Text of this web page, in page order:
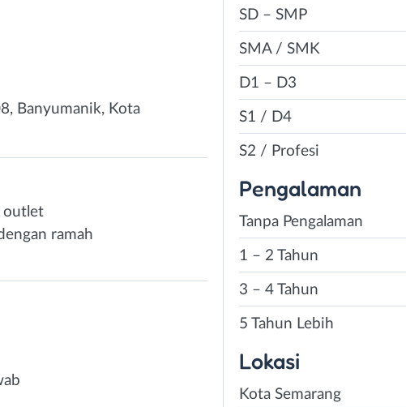
Banyumanik, Kota
outlet
ramah
SD – SMP
SMA / SMK
D1 – D3
S1 / D4
S2 / Profesi
Pengalaman
Tanpa Pengalaman
1 – 2 Tahun
3 – 4 Tahun
5 Tahun Lebih
Lokasi
Kota Semarang